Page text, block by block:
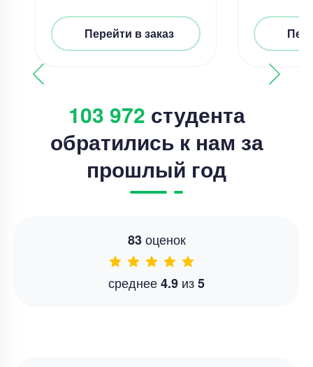
Перейти в заказ
103 972 студента
обратились к нам за
прошлый год
83оценок
среднее4.9 из5